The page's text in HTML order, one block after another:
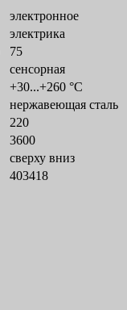
электронное
электрика
75
сенсорная
+30...+260 °C
нержавеющая сталь
220
3600
сверху вниз
403418